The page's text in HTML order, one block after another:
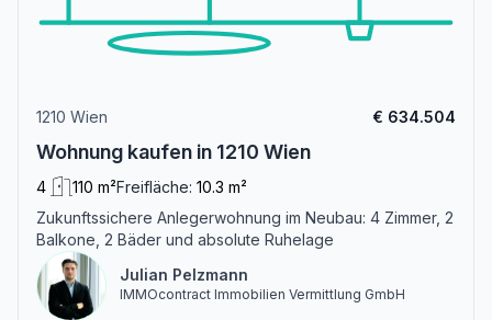
1210 Wien € 634.504
Wohnung kaufen in 1210 Wien
4 110 m²Freifläche: 10.3 m²
Zukunftssichere Anlegerwohnung im Neubau: 4 Zimmer, 2
Balkone, 2 Bäder und absolute Ruhelage
Julian Pelzmann
IMMOcontract Immobilien Vermittlung GmbH